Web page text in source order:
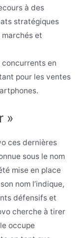
à des
stratégiques
et
en
pour les ventes
»
ces dernières
sous le nom
mise en place
nom l’indique,
défensifs et
cherche à tirer
occupe